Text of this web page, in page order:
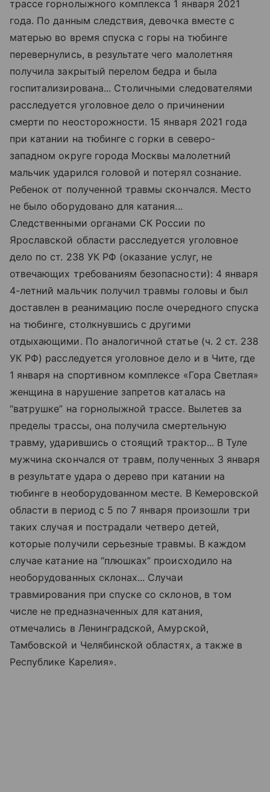
трассе горнолыжного комплекса 1 января 2021
года. По данным следствия, девочка вместе с
матерью во время спуска с горы на тюбинге
перевернулись, в результате чего малолетняя
получила закрытый перелом бедра и была
госпитализирована... Столичными следователями
расследуется уголовное дело о причинении
смерти по неосторожности. 15 января 2021 года
при катании на тюбинге с горки в северо-
западном округе города Москвы малолетний
мальчик ударился головой и потерял сознание.
Ребенок от полученной травмы скончался. Место
не было оборудовано для катания...
Следственными органами СК России по
Ярославской области расследуется уголовное
дело по ст. 238 УК РФ (оказание услуг, не
отвечающих требованиям безопасности): 4 января
4-летний мальчик получил травмы головы и был
доставлен в реанимацию после очередного спуска
на тюбинге, столкнувшись с другими
отдыхающими. По аналогичной статье (ч. 2 ст. 238
УК РФ) расследуется уголовное дело и в Чите, где
1 января на спортивном комплексе «Гора Светлая»
женщина в нарушение запретов каталась на
“ватрушке” на горнолыжной трассе. Вылетев за
пределы трассы, она получила смертельную
травму, ударившись о стоящий трактор... В Туле
мужчина скончался от травм, полученных 3 января
в результате удара о дерево при катании на
тюбинге в необорудованном месте. В Кемеровской
области в период с 5 по 7 января произошли три
таких случая и пострадали четверо детей,
которые получили серьезные травмы. В каждом
случае катание на “плюшках” происходило на
необорудованных склонах... Случаи
травмирования при спуске со склонов, в том
числе не предназначенных для катания,
отмечались в Ленинградской, Амурской,
Тамбовской и Челябинской областях, а также в
Республике Карелия».